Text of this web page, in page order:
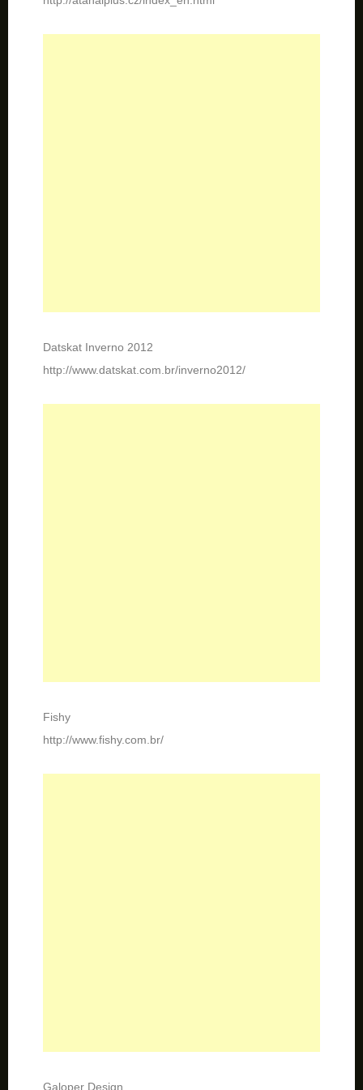
Datskat Inverno 2012
http://www.datskat.com.br/inverno2012/
Fishy
http://www.fishy.com.br/
Galoper Design